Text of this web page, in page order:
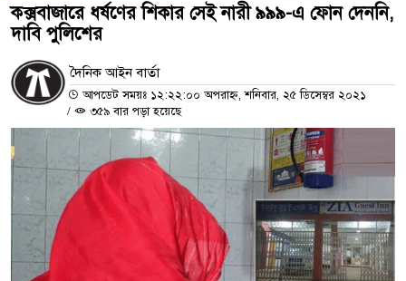
কক্সবাজারে ধর্ষণের শিকার সেই নারী ৯৯৯-এ ফোন দেননি,
দাবি পুলিশের
দৈনিক আইন বার্তা
আপডেট সময়ঃ ১২:২২:০০ অপরাহ্ন, শনিবার, ২৫ ডিসেম্বর ২০২১
/
৩৫৯ বার পড়া হয়েছে